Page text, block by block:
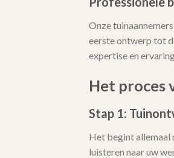
Onze
eerste ontwerp tot
expertise en
Het proces
Stap 1:
Het begint allemaal
luisteren naar uw